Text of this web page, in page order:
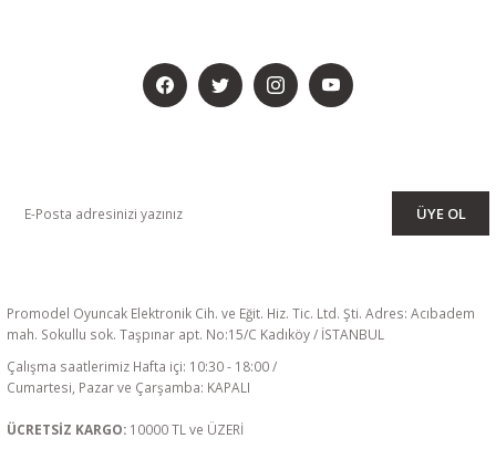
ÜYE OL
Promodel Oyuncak Elektronik Cih. ve Eğit. Hiz. Tic. Ltd. Şti. Adres: Acıbadem
mah. Sokullu sok. Taşpınar apt. No:15/C Kadıköy / İSTANBUL
Çalışma saatlerimiz Hafta içi: 10:30 - 18:00 /
Cumartesi, Pazar ve Çarşamba: KAPALI
ÜCRETSİZ KARGO: 10000 TL ve ÜZERİ